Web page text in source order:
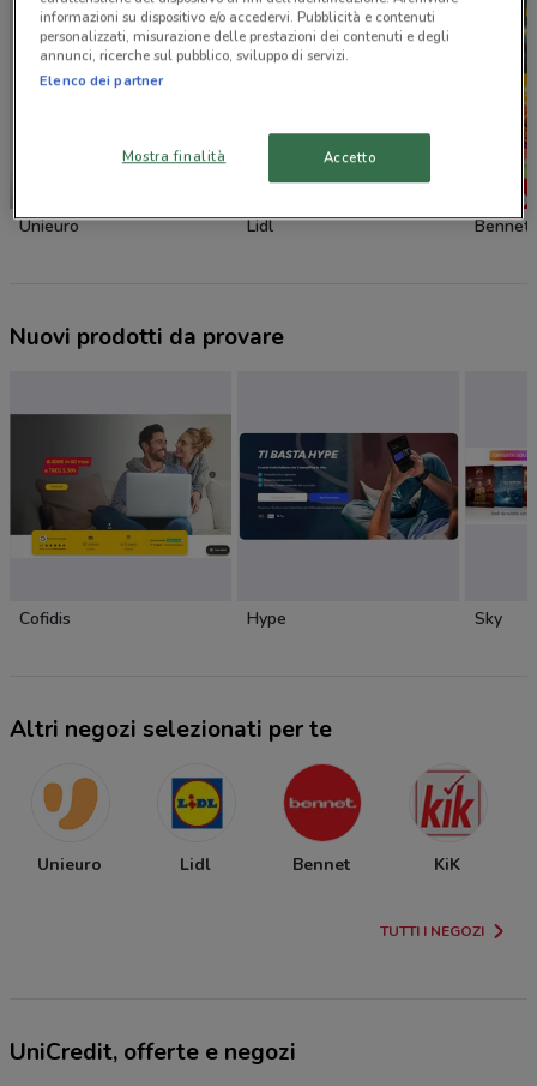
Unieuro
NUOVO
Lidl Bennet
Nuovi prodotti da provare
Cofidis Hype Sky
Altri negozi selezionati per te
Unieuro Lidl Bennet KiK
TUTTI I NEGOZI
UniCredit, offerte e negozi
informazioni su dispositivo e/o accedervi. Pubblicità e contenuti
personalizzati, misurazione delle prestazioni dei contenuti e degli
annunci, ricerche sul pubblico, sviluppo di servizi.
Elenco dei partner
Mostra finalità Accetto